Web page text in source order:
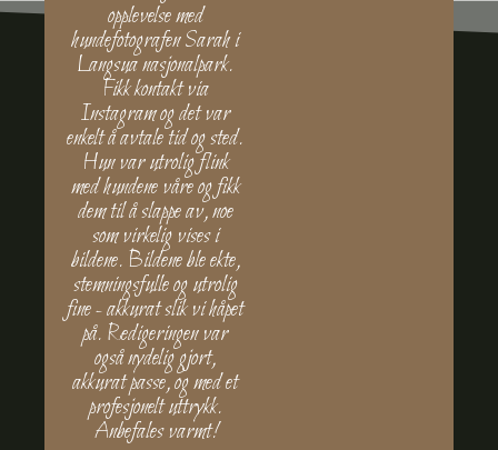
opplevelse med
hundefotografen Sarah i
Langsua nasjonalpark.
Fikk kontakt via
Instagram og det var
enkelt å avtale tid og sted.
Hun var utrolig flink
med hundene våre og fikk
dem til å slappe av, noe
som virkelig vises i
bildene. Bildene ble ekte,
stemningsfulle og utrolig
fine - akkurat slik vi håpet
på. Redigeringen var
også nydelig gjort,
akkurat passe, og med et
profesjonelt uttrykk.
Anbefales varmt!